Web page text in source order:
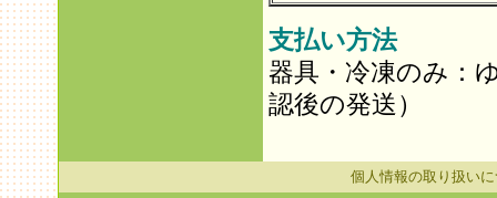
支払い方法
器具・冷凍のみ：
認後の発送）
個人情報の取り扱い